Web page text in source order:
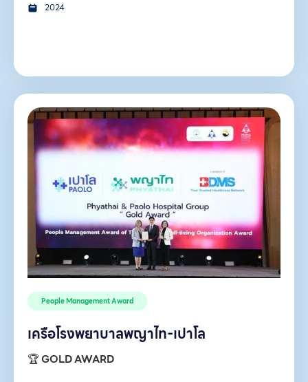
2024
People Management Award
เครือโรงพยาบาลพญาไท-เปาโล
🏆GOLD AWARD